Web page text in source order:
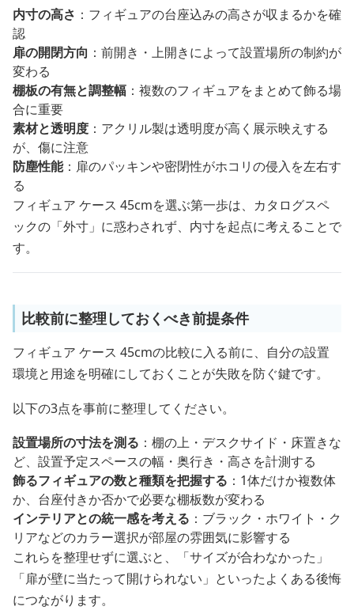
内寸の高さ ：フィギュアの台座込みの高さが収まるかを確
認
扉の開閉方向 ：前開き・上開きによって設置場所の制約が
変わる
棚板の有無と調整幅 ：複数のフィギュアをまとめて飾る場
合に重要
素材と透明度 ：アクリル製は透明度が高く展示映えする
が、傷に注意
防塵性能：扉のパッキンや密閉性がホコリの侵入を左右す
る
フィギュア ケース 45cmを選ぶ第一歩は、カタログスペ
ックの「外寸」に惑わされず、内寸を起点に考えることで
す。
比較前に整理しておくべき前提条件
フィギュア ケース 45cmの比較に入る前に、自分の設置
環境と用途を明確にしておくことが失敗を防ぐ鍵です。
以下の3点を事前に整理してください。
設置場所の寸法を測る ：棚の上・デスクサイド・床置きな
ど、設置予定スペースの幅・奥行き・高さを計測する
飾るフィギュアの数と種類を把握する ：1体だけか複数体
か、台座付きか否かで必要な棚板数が変わる
インテリアとの統一感を考える ：ブラック・ホワイト・ク
リアなどのカラー選択が部屋の雰囲気に影響する
これらを整理せずに選ぶと、「サイズが合わなかった」
「扉が壁に当たって開けられない」といったよくある後悔
につながります。